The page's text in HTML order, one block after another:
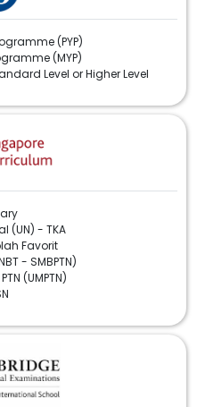
(PYP)
(MYP)
Level or Higher Level
(UN) - TKA
Favorit
- SMBPTN)
(UMPTN)